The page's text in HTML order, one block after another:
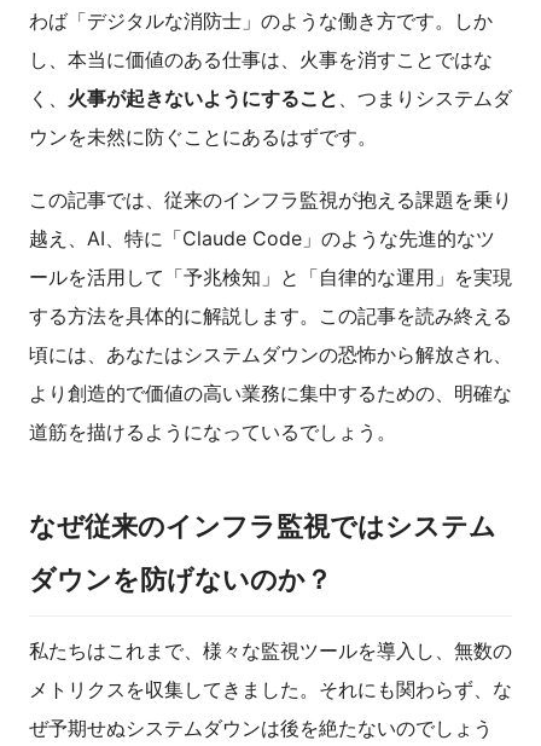
わば「デジタルな消防士」のような働き方です。しか
し、本当に価値のある仕事は、火事を消すことではな
く、 火事が起きないようにすること 、つまりシステムダ
ウンを未然に防ぐことにあるはずです。
この記事では、従来のインフラ監視が抱える課題を乗り
越え、AI、特に「Claude Code」のような先進的なツ
ールを活用して「予兆検知」と「自律的な運用」を実現
する方法を具体的に解説します。この記事を読み終える
頃には、あなたはシステムダウンの恐怖から解放され、
より創造的で価値の高い業務に集中するための、明確な
道筋を描けるようになっているでしょう。
なぜ従来のインフラ監視ではシステム
ダウンを防げないのか？
私たちはこれまで、様々な監視ツールを導入し、無数の
メトリクスを収集してきました。それにも関わらず、な
ぜ予期せぬシステムダウンは後を絶たないのでしょう